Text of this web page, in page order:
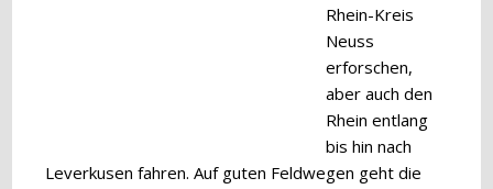
Rhein-Kreis
Neuss
erforschen,
aber auch den
Rhein entlang
bis hin nach
Leverkusen fahren. Auf guten Feldwegen geht die